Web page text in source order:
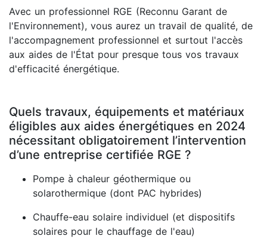
Avec un professionnel RGE (Reconnu Garant de
l'Environnement), vous aurez un travail de qualité, de
l'accompagnement professionnel et surtout l'accès
aux aides de l'État pour presque tous vos travaux
d'efficacité énergétique.
Quels travaux, équipements et matériaux
éligibles aux aides énergétiques en 2024
nécessitant obligatoirement l’intervention
d’une entreprise certifiée RGE ?
Pompe à chaleur géothermique ou
solarothermique (dont PAC hybrides)
Chauffe-eau solaire individuel (et dispositifs
solaires pour le chauffage de l'eau)